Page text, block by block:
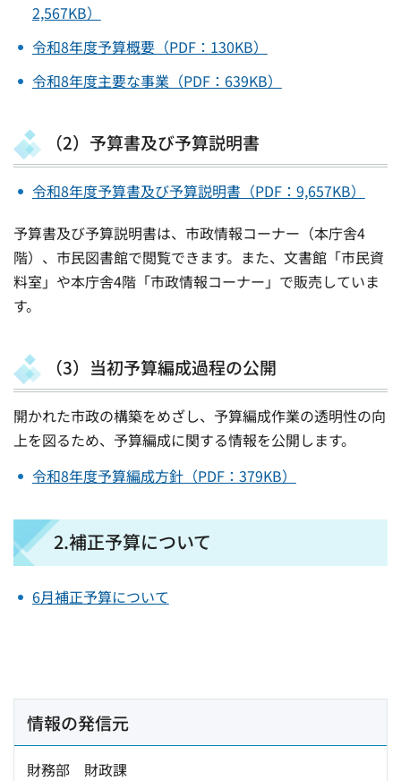
2,567KB）
令和8年度予算概要（PDF：130KB）
令和8年度主要な事業（PDF：639KB）
（2）予算書及び予算説明書
令和8年度予算書及び予算説明書（PDF：9,657KB）
予算書及び予算説明書は、市政情報コーナー（本庁舎4
階）、市民図書館で閲覧できます。また、文書館「市民資
料室」や本庁舎4階「市政情報コーナー」で販売していま
す。
（3）当初予算編成過程の公開
開かれた市政の構築をめざし、予算編成作業の透明性の向
上を図るため、予算編成に関する情報を公開します。
令和8年度予算編成方針（PDF：379KB）
2.補正予算について
6月補正予算について
情報の発信元
財務部 財政課